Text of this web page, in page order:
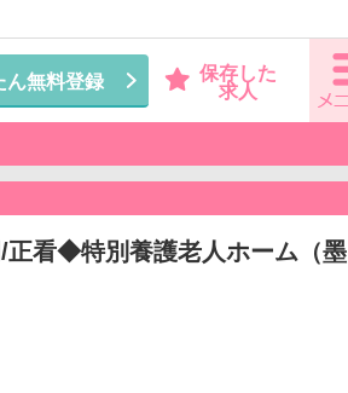
ん無料登録
保存した
求人
看◆特別養護老人ホーム（墨